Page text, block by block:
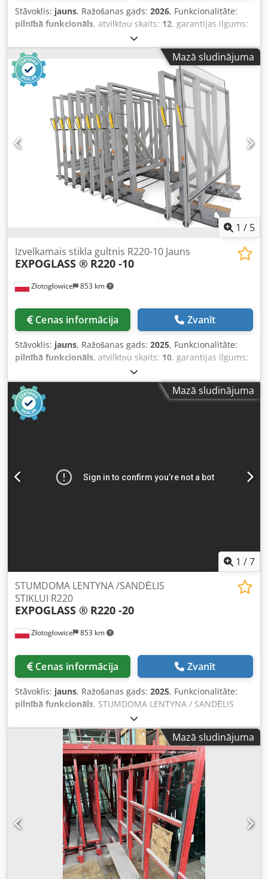
Stāvoklis: jauns, Ražošanas gads: 2026, Funkcionalitāte:
pilnībā funkcionāls, atvilktņu skaits: 12, garantijas ilgums:
, Pārdošanas priekšmets ir noliktava stikla rūšu
(321 cm x 255 cm) uzglabāšanai kastēs (12 x 2500 kg): stikls,
kvarca sinteri, polikarbonāts, mēbeļu dēļi, akmens vai citi
dēļu materiāli. Žurnāls ir izvelkamu, nedaudz noliektu
atvilktņu formā. Pateicoties tam, jūs varat ietaupīt līdz 75%
vietas, jo visas atvilktnes atrodas paralēli viena otrai un ir
tikai 10 milimetru attālumā. Mēs piedāvājam dažādas
dimensijas un ietilpības versijas, savukārt pēc
apspriešanās mēs varam izgatavot arī noliktavu ar
dažādiem parametriem, ņemot vērā jūsu individuālos
apstākļus un vēlmes. Dkodsf Sqf Uopfx Aqcsr Mēs iesakām
žurnālu stikla, akmens, mēbeļu un reklāmas uzņēmumiem,
kas rūpējas par savas telpas efektīvu izmantošanu.
Mazā sludinājuma
1 / 5
Złotogłowice 853 km
Izvelkamais stikla gultnis R220-10 Jauns
EXPOGLASS ® R220 -10
Cenas informācija Zvanīt
Stāvoklis: jauns, Ražošanas gads: 2025, Funkcionalitāte:
pilnībā funkcionāls, atvilktņu skaits: 10, garantijas ilgums:
, Pārdošanā ir jauna mūsu ražošanas stikla
glabātuve. Glabātuve ar 10 atvilktnēm, piemērota 2500 kg
stikla kastēm (160 x 255 cm). Plauktus iespējams manuāli
izbīdīt, ražojam arī elektroniski izbīdāmus plauktus.
Atvilktņu skaits un izmērs tiek pielāgots klienta vēlmēm.
Mazā sludinājuma
1 /7
Złotogłowice 853 km
STUMDOMA LENTYNA /SANDĖLIS
STIKLUI R220
EXPOGLASS ® R220 -20
Cenas informācija Zvanīt
Stāvoklis: jauns, Ražošanas gads: 2025, Funkcionalitāte:
pilnībā funkcionāls, STUMDOMA LENTYNA / SANDĖLIS
STIKLUI R220-20 GAMYBOS METAI 2025/ NAUJA GAMYBA
Esame stumdomų lentynų, skirtų stiklo plokščių (stiklo
dėžių) laikymui, gamintojas. Mūsų lentynas nuo pagrindų
suprojektavome ir pagaminome mūsų įmonėje Lenkijoje.
Medžiagos, iš kurių gaminame mūsų lentynas tai produktai
turintys atititnkamus patvarumo sertifikatus be to, nuolat
yra kontroliuojama jų kokybė. Stumdoma lentyna yra
švelniai pasvirusių stalčių formos. Pertvaros juda iš vienos
pusės bėgiais, iš kitos – plienine juosta, tokiu būdu galima
išvengti suklupimo, o be to – galima laisvai užvažiuoti
krautuvu. Lentynos nuolydis priklauso nuo montavimo bei
plieninės juostos pritvirtinimo, todėl šie dalykai yra
nustatomi šitame etape. Tokiu būdu suprojektavę lentyną,
Mazā sludinājuma